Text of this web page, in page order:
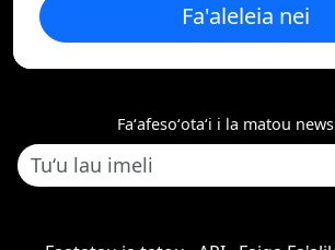
Fa'aleleia nei
Faʻafesoʻotaʻi i la matou